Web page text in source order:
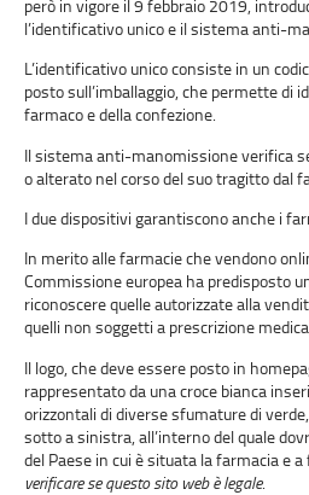
l’identificativo unico e il sistema anti-
L’identificativo unico consiste in un
posto sull’imballaggio, che permette di
farmaco e della confezione.
Il sistema anti-manomissione verifica
o alterato nel corso del suo tragitto dal
I due dispositivi garantiscono anche i
In merito alle farmacie che vendono
Commissione europea ha predisposto
riconoscere quelle autorizzate alla
quelli non soggetti a prescrizione
Il logo, che deve essere posto in
rappresentato da una croce bianca
orizzontali di diverse sfumature di
sotto a sinistra, all’interno del quale
del Paese in cui è situata la farmacia e
verificare se questo sito web è legale.